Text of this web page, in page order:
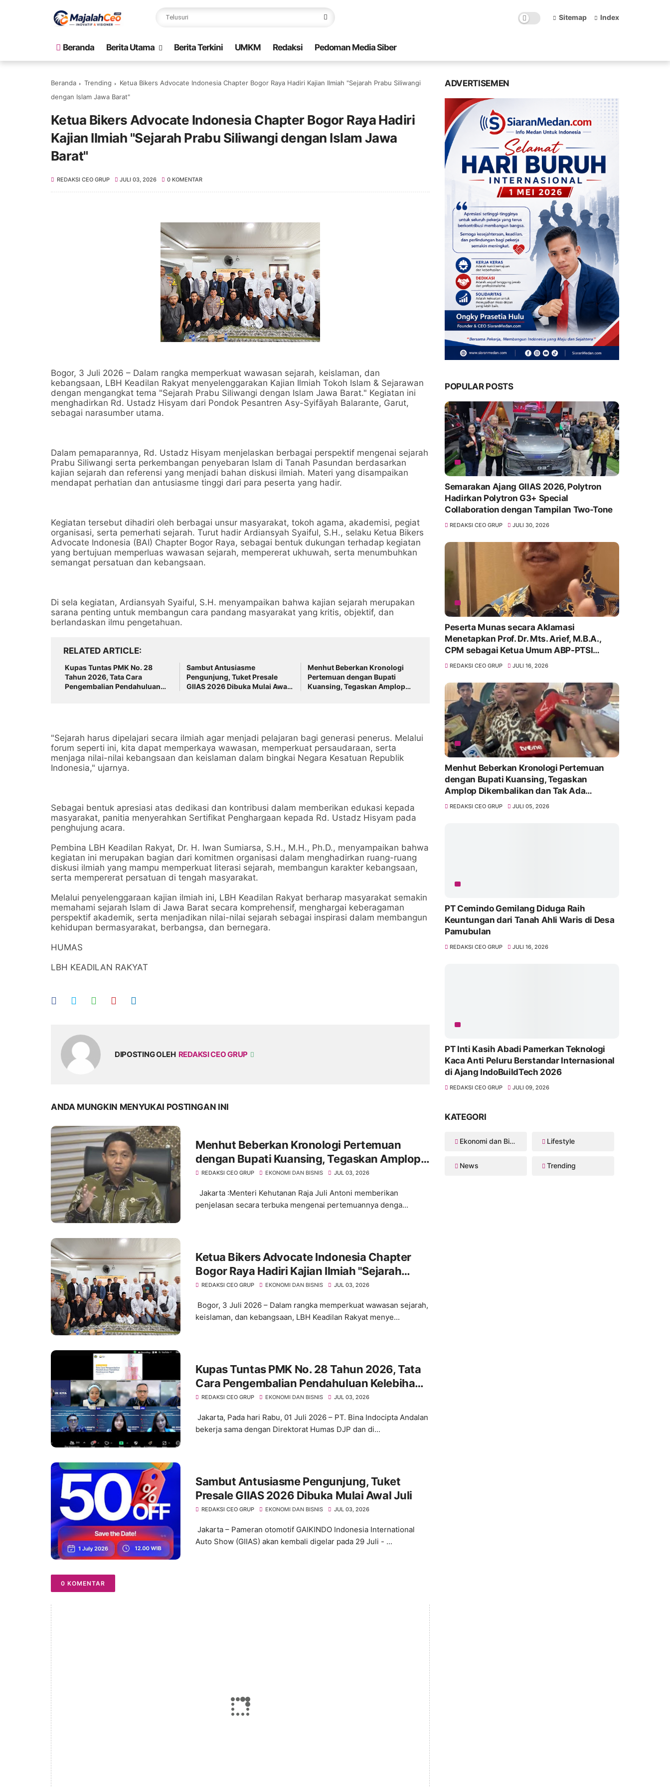
Sitemap Index
Beranda Berita Utama Berita Terkini UMKM Redaksi Pedoman Media Siber
Beranda Trending
Ketua Bikers Advocate Indonesia Chapter Bogor Raya Hadiri Kajian Ilmiah "Sejarah Prabu Siliwangi
dengan Islam Jawa Barat"
Ketua Bikers Advocate Indonesia Chapter Bogor Raya Hadiri
Kajian Ilmiah "Sejarah Prabu Siliwangi dengan Islam Jawa
Barat"
REDAKSI CEO GRUP JULI 03, 2026 0 KOMENTAR
Bogor, 3 Juli 2026 – Dalam rangka memperkuat wawasan sejarah, keislaman, dan
kebangsaan, LBH Keadilan Rakyat menyelenggarakan Kajian Ilmiah Tokoh Islam & Sejarawan
dengan mengangkat tema "Sejarah Prabu Siliwangi dengan Islam Jawa Barat." Kegiatan ini
menghadirkan Rd. Ustadz Hisyam dari Pondok Pesantren Asy-Syifāyah Balarante, Garut,
sebagai narasumber utama.
Dalam pemaparannya, Rd. Ustadz Hisyam menjelaskan berbagai perspektif mengenai sejarah
Prabu Siliwangi serta perkembangan penyebaran Islam di Tanah Pasundan berdasarkan
kajian sejarah dan referensi yang menjadi bahan diskusi ilmiah. Materi yang disampaikan
mendapat perhatian dan antusiasme tinggi dari para peserta yang hadir.
Kegiatan tersebut dihadiri oleh berbagai unsur masyarakat, tokoh agama, akademisi, pegiat
organisasi, serta pemerhati sejarah. Turut hadir Ardiansyah Syaiful, S.H., selaku Ketua Bikers
Advocate Indonesia (BAI) Chapter Bogor Raya, sebagai bentuk dukungan terhadap kegiatan
yang bertujuan memperluas wawasan sejarah, mempererat ukhuwah, serta menumbuhkan
semangat persatuan dan kebangsaan.
Di sela kegiatan, Ardiansyah Syaiful, S.H. menyampaikan bahwa kajian sejarah merupakan
sarana penting untuk membangun cara pandang masyarakat yang kritis, objektif, dan
berlandaskan ilmu pengetahuan.
RELATED ARTICLE
Kupas Tuntas PMK No. 28
Tahun 2026, Tata Cara
Pengembalian Pendahuluan
Sambut Antusiasme
Pengunjung, Tuket Presale
GIIAS 2026 Dibuka Mulai Awal
Menhut Beberkan Kronologi
Pertemuan dengan Bupati
Kuansing, Tegaskan Amplop
"Sejarah harus dipelajari secara ilmiah agar menjadi pelajaran bagi generasi penerus. Melalui
forum seperti ini, kita dapat memperkaya wawasan, memperkuat persaudaraan, serta
menjaga nilai-nilai kebangsaan dan keislaman dalam bingkai Negara Kesatuan Republik
Indonesia," ujarnya.
Sebagai bentuk apresiasi atas dedikasi dan kontribusi dalam memberikan edukasi kepada
masyarakat, panitia menyerahkan Sertifikat Penghargaan kepada Rd. Ustadz Hisyam pada
penghujung acara.
Pembina LBH Keadilan Rakyat, Dr. H. Iwan Sumiarsa, S.H., M.H., Ph.D., menyampaikan bahwa
kegiatan ini merupakan bagian dari komitmen organisasi dalam menghadirkan ruang-ruang
diskusi ilmiah yang mampu memperkuat literasi sejarah, membangun karakter kebangsaan,
serta mempererat persatuan di tengah masyarakat.
Melalui penyelenggaraan kajian ilmiah ini, LBH Keadilan Rakyat berharap masyarakat semakin
memahami sejarah Islam di Jawa Barat secara komprehensif, menghargai keberagaman
perspektif akademik, serta menjadikan nilai-nilai sejarah sebagai inspirasi dalam membangun
kehidupan bermasyarakat, berbangsa, dan bernegara.
HUMAS
LBH KEADILAN RAKYAT
DIPOSTING OLEH REDAKSI CEO GRUP
ANDA MUNGKIN MENYUKAI POSTINGAN INI
Menhut Beberkan Kronologi Pertemuan
dengan Bupati Kuansing, Tegaskan Amplop
Dikembalikan dan Tak Ada Pelepasan
Kawasan Hutan
REDAKSI CEO GRUP EKONOMI DAN BISNIS JUL 03, 2026
Jakarta :Menteri Kehutanan Raja Juli Antoni memberikan
penjelasan secara terbuka mengenai pertemuannya denga...
Ketua Bikers Advocate Indonesia Chapter
Bogor Raya Hadiri Kajian Ilmiah "Sejarah
Prabu Siliwangi dengan Islam Jawa Barat"
REDAKSI CEO GRUP EKONOMI DAN BISNIS JUL 03, 2026
Bogor, 3 Juli 2026 – Dalam rangka memperkuat wawasan sejarah,
keislaman, dan kebangsaan, LBH Keadilan Rakyat menye...
Kupas Tuntas PMK No. 28 Tahun 2026, Tata
Cara Pengembalian Pendahuluan Kelebihan
Pembayaran Pajak.
REDAKSI CEO GRUP EKONOMI DAN BISNIS JUL 03, 2026
Jakarta, Pada hari Rabu, 01 Juli 2026 – PT. Bina Indocipta Andalan
bekerja sama dengan Direktorat Humas DJP dan di...
Sambut Antusiasme Pengunjung, Tuket
Presale GIIAS 2026 Dibuka Mulai Awal Juli
REDAKSI CEO GRUP EKONOMI DAN BISNIS JUL 03, 2026
Jakarta – Pameran otomotif GAIKINDO Indonesia International
Auto Show (GIIAS) akan kembali digelar pada 29 Juli - ...
0 KOMENTAR
ADVERTISEMEN
POPULAR POSTS
Semarakan Ajang GIIAS 2026, Polytron
Hadirkan Polytron G3+ Special
Collaboration dengan Tampilan Two-Tone
REDAKSI CEO GRUP JULI 30, 2026
Peserta Munas secara Aklamasi
Menetapkan Prof. Dr. Mts. Arief, M.B.A.,
CPM sebagai Ketua Umum ABP-PTSI
periode 2026–2031.
REDAKSI CEO GRUP JULI 16, 2026
Menhut Beberkan Kronologi Pertemuan
dengan Bupati Kuansing, Tegaskan
Amplop Dikembalikan dan Tak Ada
Pelepasan Kawasan Hutan
REDAKSI CEO GRUP JULI 05, 2026
PT Cemindo Gemilang Diduga Raih
Keuntungan dari Tanah Ahli Waris di Desa
Pamubulan
REDAKSI CEO GRUP JULI 16, 2026
PT Inti Kasih Abadi Pamerkan Teknologi
Kaca Anti Peluru Berstandar Internasional
di Ajang IndoBuildTech 2026
REDAKSI CEO GRUP JULI 09, 2026
KATEGORI
Ekonomi dan Bisnis Lifestyle
News Trending